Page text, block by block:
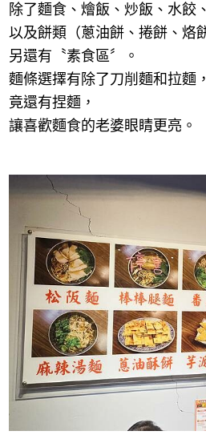
除了麵食、燴飯、炒飯、水餃
以及餅類（蔥油餅、捲餅、烙
另還有〝素食區〞。
麵條選擇有除了刀削麵和拉麵，
竟還有捏麵，
讓喜歡麵食的老婆眼睛更亮。